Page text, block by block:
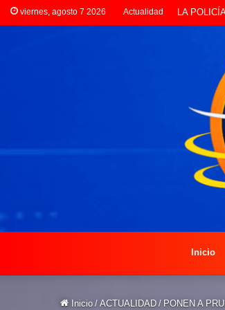
viernes, agosto 7 2026 Actualidad
Inicio
Inicio / ACTUALIDAD / PONEN A